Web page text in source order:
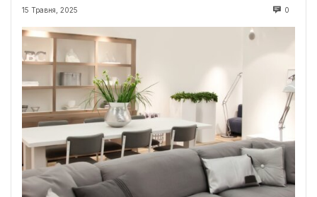
15 Травня, 2025 0